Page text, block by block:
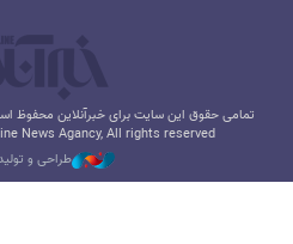
تمامی حقوق این سایت برای خبرآنلاین محفوظ
News Agancy, All rights reserved
طراحی و